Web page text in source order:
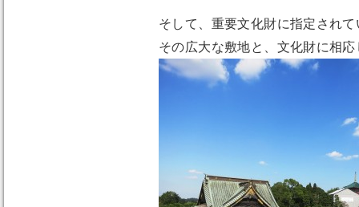
そして、重要文化財に指定され
その広大な敷地と、文化財に相